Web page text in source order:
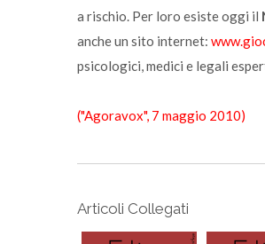
a rischio. Per loro esiste oggi il
anche un sito internet:
psicologici, medici e legali
("Agoravox", 7 maggio 2010)
Articoli Collegati